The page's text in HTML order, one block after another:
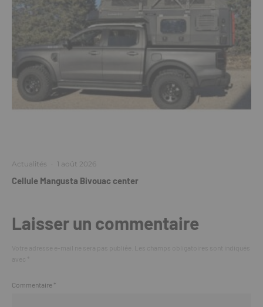
Actualités · 1 août 2026
Cellule Mangusta Bivouac center
Laisser un commentaire
Commentaire *